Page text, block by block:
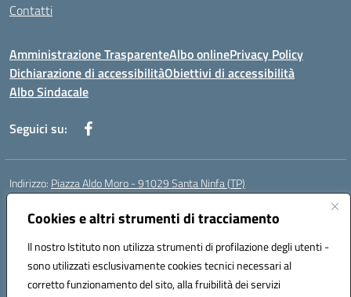
Cookies e altri strumenti di tracciamento
Il nostro Istituto non utilizza strumenti di profilazione degli utenti -
sono utilizzati esclusivamente cookies tecnici necessari al
corretto funzionamento del sito, alla fruibilità dei servizi
Contatti
Amministrazione TrasparenteAlbo onlinePrivacy Policy
Dichiarazione di accessibilitàObiettivi di accessibilità
Albo Sindacale
Seguici su:
Indirizzo: Piazza Aldo Moro - 91029 Santa Ninfa (TP)
Centralino:
Posta elettronica certificata (PEC):tpic807004@pec.istruzione.it
Codice fiscale: 81002070811
Codice meccanografico:TPIC807004
Codice Indice delle Pubbliche Amministrazioni (IPA): istsc_tpic807004